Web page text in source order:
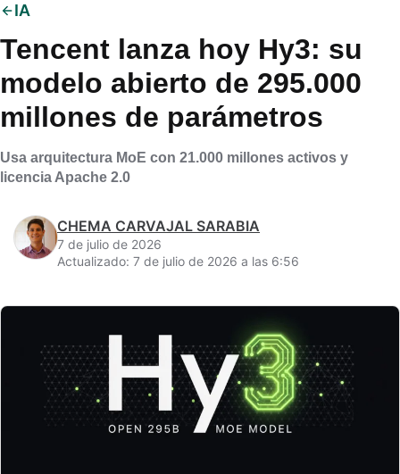
IA
Tencent lanza hoy Hy3: su
modelo abierto de 295.000
millones de parámetros
Usa arquitectura MoE con 21.000 millones activos y
licencia Apache 2.0
CHEMA CARVAJAL SARABIA
7 de julio de 2026
Actualizado: 7 de julio de 2026 a las 6:56